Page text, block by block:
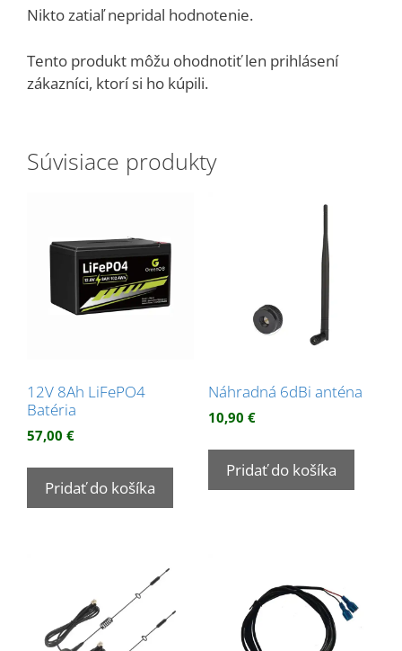
Nikto zatiaľ nepridal hodnotenie.
Tento produkt môžu ohodnotiť len prihlásení
zákazníci, ktorí si ho kúpili.
Súvisiace produkty
12V 8Ah LiFePO4
Batéria
57,00 €
Pridať do košíka
Náhradná 6dBi anténa
10,90 €
Pridať do košíka